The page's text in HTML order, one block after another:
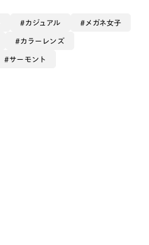
カジュアル メガネ女子
カラーレンズ
サーモント